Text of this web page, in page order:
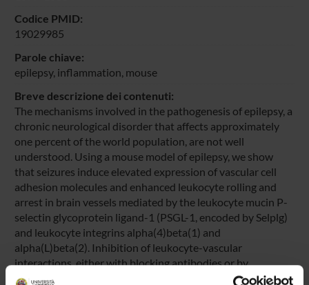
Codice PMID:
19029985
Parole chiave:
epilepsy, inflammation, mouse
Breve descrizione dei contenuti:
The mechanisms involved in the pathogenesis of epilepsy, a
chronic neurological disorder that affects approximately
one percent of the world population, are not well
understood. Using a mouse model of epilepsy, we show
that seizures induce elevated expression of vascular cell
adhesion molecules and enhanced leukocyte rolling and
arrest in brain vessels mediated by the leukocyte mucin P-
selectin glycoprotein ligand-1 (PSGL-1, encoded by Selplg)
and leukocyte integrins alpha(4)beta(1) and
alpha(L)beta(2). Inhibition of leukocyte-vascular
interactions, either with blocking antibodies or by
genetically interfering with PSGL-1 function in mice,